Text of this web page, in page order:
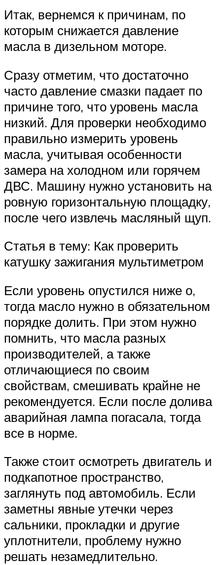
Итак, вернемся к причинам, по
которым снижается давление
масла в дизельном моторе.
Сразу отметим, что достаточно
часто давление смазки падает по
причине того, что уровень масла
низкий. Для проверки необходимо
правильно измерить уровень
масла, учитывая особенности
замера на холодном или горячем
ДВС. Машину нужно установить на
ровную горизонтальную площадку,
после чего извлечь масляный щуп.
Статья в тему: Как проверить
катушку зажигания мультиметром
Если уровень опустился ниже о,
тогда масло нужно в обязательном
порядке долить. При этом нужно
помнить, что масла разных
производителей, а также
отличающиеся по своим
свойствам, смешивать крайне не
рекомендуется. Если после долива
аварийная лампа погасала, тогда
все в норме.
Также стоит осмотреть двигатель и
подкапотное пространство,
заглянуть под автомобиль. Если
заметны явные утечки через
сальники, прокладки и другие
уплотнители, проблему нужно
решать незамедлительно.